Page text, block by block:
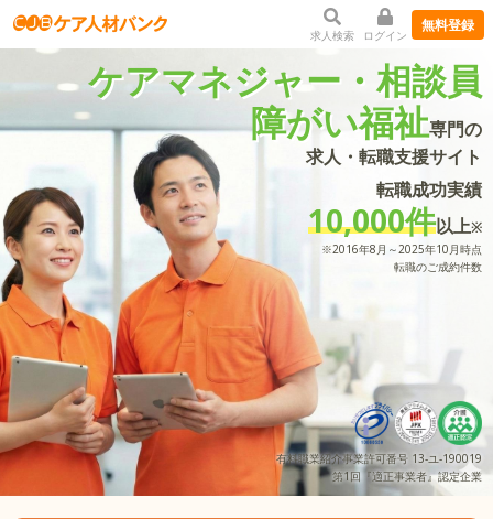
求人検索 ログイン
無料登録
ケアマネジャー・相談員
障がい福祉専門の
求人・転職支援サイト
転職成功実績
10,000件以上※
※2016年8月～2025年10月時点
転職のご成約件数
有料職業紹介事業許可番号 13-ユ-190019
第1回『適正事業者』認定企業